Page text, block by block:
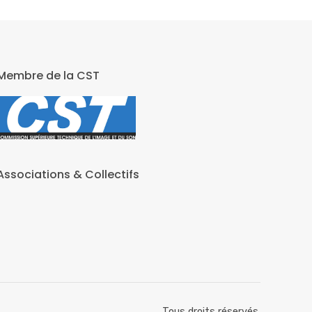
de la CST
& Collectifs